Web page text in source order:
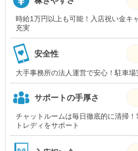
時給1万円以上も可能！入店祝い金キ
充実
安全性
大手事務所の法人運営で安心！駐車
サポートの手厚さ
チャットルームは毎日徹底的に清掃
トレディをサポート